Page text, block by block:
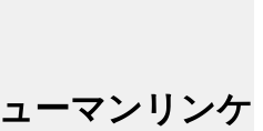
ーマンリンケ